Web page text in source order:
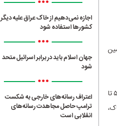
تنگه باب‌المندب در جنوب دریای سرخ، دروازه ورودی به کانال سوئز است. روزانه حدود ۴.۲ میلیون بشکه نفت (۵ تا
اجازه نمی‌دهیم از خاک عراق علیه دیگر
کشورها استفاده شود
•••
جهان اسلام باید در برابر اسرائیل متحد
شود
•••
اعتراف رسانه‌های خارجی به شکست
ترامپ حاصل مجاهدت رسانه‌های
انقلابی است